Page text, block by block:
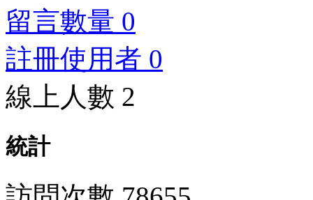
留言數量 0
註冊使用者 0
線上人數 2
統計